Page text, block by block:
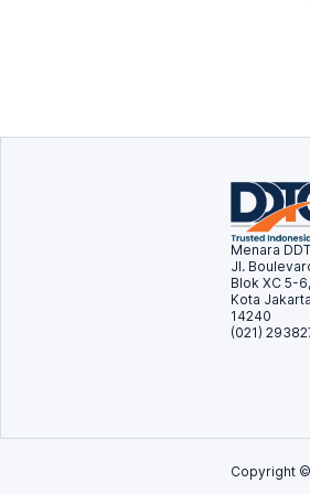
Menara
Jl.
Blok XC 5-
Kota
14240
(021)
Copyright ©